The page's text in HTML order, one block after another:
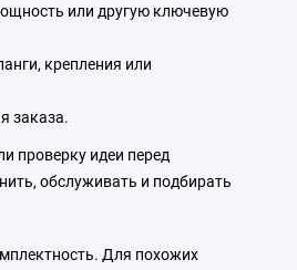
или другую ключевую
крепления или
заказа.
проверку идеи перед
обслуживать и подбирать
Для похожих